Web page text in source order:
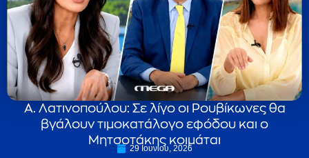
Α. Λατινοπούλου: Σε λίγο οι Ρουβίκωνες θα
βγάλουν τιμοκατάλογο εφόδου και ο
Μητσοτάκης κοιμάται
29 Ιουνίου, 2026